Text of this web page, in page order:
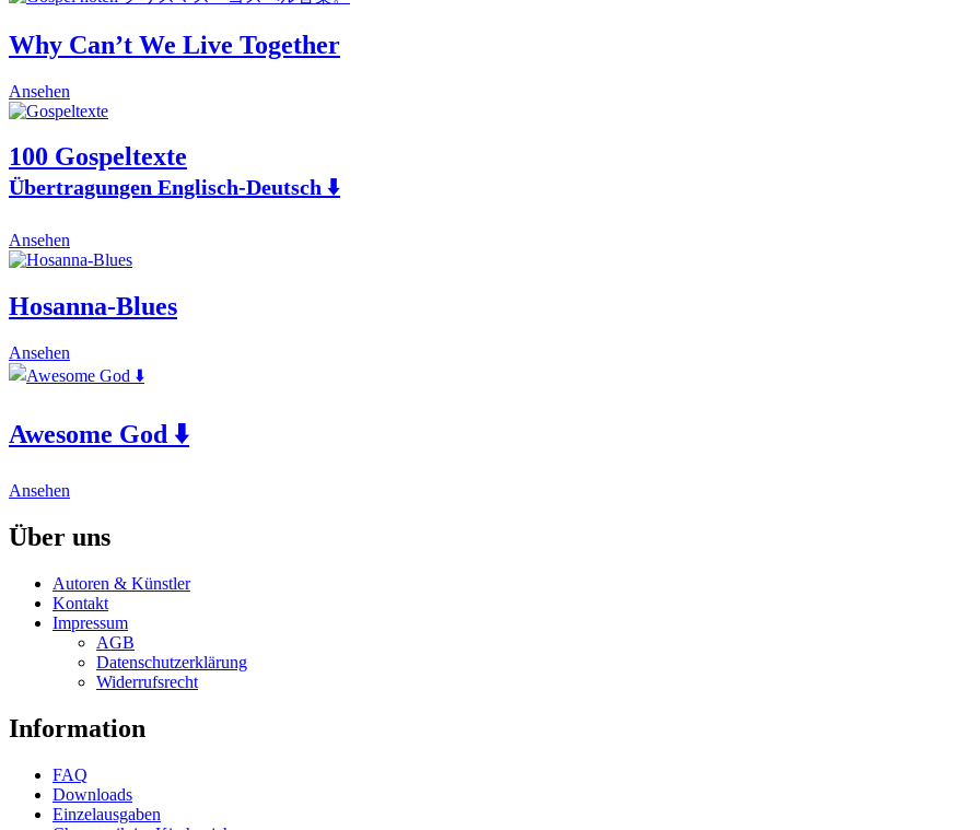
chosen
on
product
page
Why Can’t We Live Together
Ansehen
product
multiple
variants.
The
be
chosen
the
100 Gospeltexte
Übertragungen Englisch-Deutsch ⬇️
Ansehen
product
multiple
variants.
options
may
on
page
Hosanna-Blues
Ansehen
Awesome God ⬇️
Ansehen
multiple
The
options
may
be
chosen
on
product
Über uns
Autoren & Künstler
Kontakt
Impressum
AGB
Datenschutzerklärung
Widerrufsrecht
Information
FAQ
Downloads
Einzelausgaben